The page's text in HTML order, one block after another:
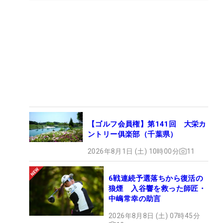
【ゴルフ会員権】第141回 大栄カ
ントリー俱楽部（千葉県）
2026年8月1日 (土) 10時00分 11
6戦連続予選落ちから復活の
狼煙 入谷響を救った師匠・
中嶋常幸の助言
2026年8月8日 (土) 07時45分